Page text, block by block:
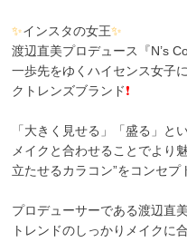
✨インスタの女王✨
渡辺直美プロデュース『N’s
一歩先をゆくハイセンス女子
クトレンズブランド❗
「大きく見せる」「盛る」と
メイクと合わせることでより
立たせるカラコン”をコンセプ
プロデューサーである渡辺直
トレンドのしっかりメイクに